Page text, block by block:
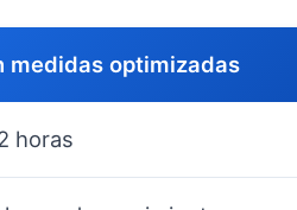
medidas optimizadas
horas